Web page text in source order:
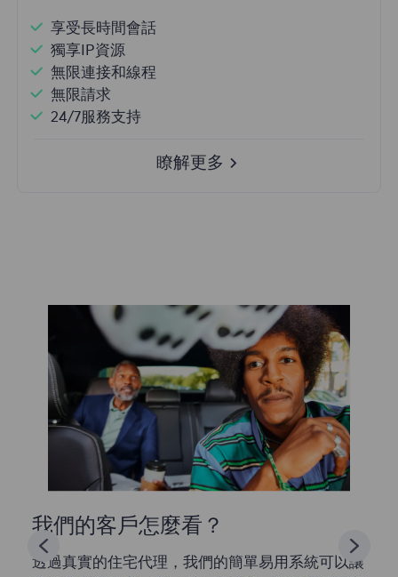
享受長時間會話
獨享IP資源
無限連接和線程
無限請求
24/7服務支持
瞭解更多
我們的客戶怎麼看？
透過真實的住宅代理，我們的簡單易用系統可以讓